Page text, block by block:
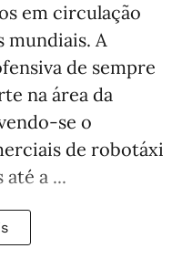
em circulação
mundiais. A
de sempre
na área da
se o
de robotáxi
até a ...